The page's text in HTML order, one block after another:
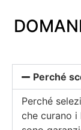
Perché
Perché
che curano